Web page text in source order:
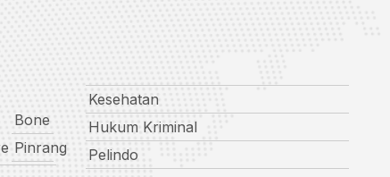
Bone
Pinrang
Kesehatan
Hukum Kriminal
Pelindo